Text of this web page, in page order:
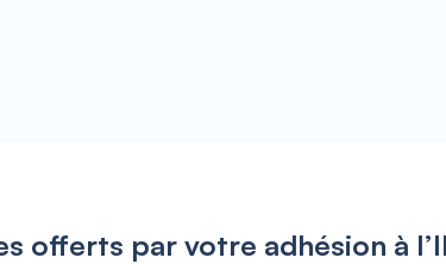
offerts par votre adhésion à